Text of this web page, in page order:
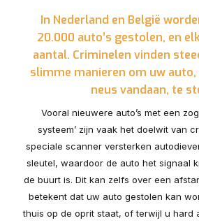
In Nederland en België
20.000 auto’s gestolen, en
aantal. Criminelen vinden
slimme manieren om uw
neus vandaan, te
Vooral nieuwere auto’s met een
systeem’ zijn vaak het doelwit van
speciale scanner versterken
sleutel, waardoor de auto het signaal
de buurt is. Dit kan zelfs over een
betekent dat uw auto gestolen kan
thuis op de oprit staat, of terwijl u hard